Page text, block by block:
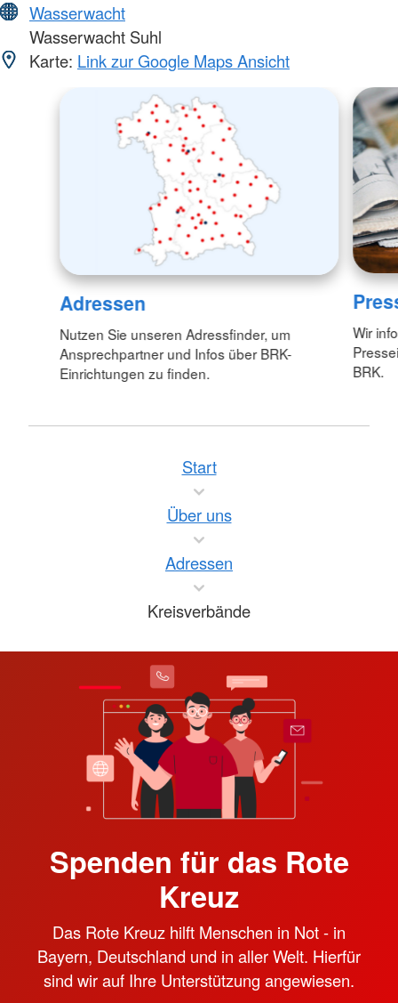
Wasserwacht
Wasserwacht Suhl
Karte: Link zur Google Maps Ansicht
Adressen
Nutzen Sie unseren Adressfinder, um
Ansprechpartner und Infos über BRK-
Einrichtungen zu finden.
Wir
BRK.
Start
Über uns
Adressen
Kreisverbände
Spenden für das Rote
Kreuz
Das Rote Kreuz hilft Menschen in Not - in
Bayern, Deutschland und in aller Welt. Hierfür
sind wir auf Ihre Unterstützung angewiesen.